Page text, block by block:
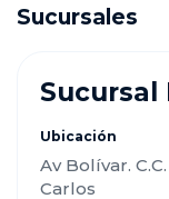
Sucursales
Sucursal
Ubicación
Av Bolívar.
Carlos